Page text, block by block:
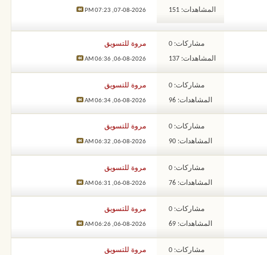
المشاهدات: 151 07-08-2026,
07:23 PM
مشاركات: 0
المشاهدات: 137
مروة للتسويق
06-08-2026,
06:36 AM
مشاركات: 0
المشاهدات: 96
مروة للتسويق
06-08-2026,
06:34 AM
مشاركات: 0
المشاهدات: 90
مروة للتسويق
06-08-2026,
06:32 AM
مشاركات: 0
المشاهدات: 76
مروة للتسويق
06-08-2026,
06:31 AM
مشاركات: 0
المشاهدات: 69
مروة للتسويق
06-08-2026,
06:26 AM
مشاركات: 0 مروة للتسويق